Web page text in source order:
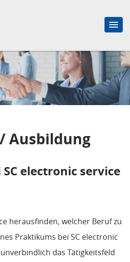
Ausbildung
electronic service
herausfinden, welcher Beruf zu
Praktikums bei SC electronic
das Tätigkeitsfeld